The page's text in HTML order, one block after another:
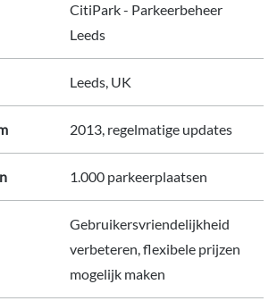
CitiPark - Parkeerbeheer
Leeds
Leeds, UK
2013, regelmatige updates
1.000 parkeerplaatsen
Gebruikersvriendelijkheid
verbeteren, flexibele prijzen
mogelijk maken